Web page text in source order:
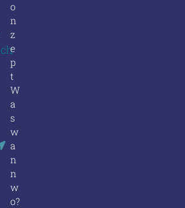
o
n
z
e
p
t
W
a
s
w
a
n
n
w
o?